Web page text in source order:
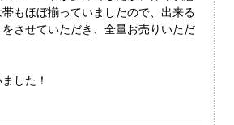
もほぼ揃っていましたので、出来る
させていただき、全量お売りいただ
した！